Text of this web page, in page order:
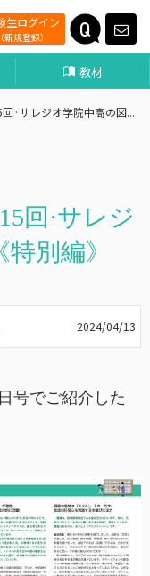
生ログイン
（新規登録）
教材
回·サレジオ学院中高の図...
回·サレジ
別編》
2024/04/13
号でご紹介した